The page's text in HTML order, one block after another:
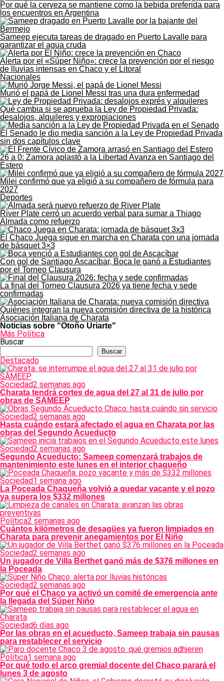
Por qué la cerveza se mantiene como la bebida preferida para
los encuentros en Argentina
Sameep ejecuta tareas de dragado en Puerto Lavalle para
garantizar el agua cruda
Alerta por el «Súper Niño»: crece la prevención por el riesgo
de lluvias intensas en Chaco y el Litoral
Nacionales
Murió el papá de Lionel Messi tras una dura enfermedad
Qué cambia si se aprueba la Ley de Propiedad Privada:
desalojos, alquileres y expropiaciones
El Senado le dio media sanción a la Ley de Propiedad Privada
sin dos capítulos clave
26 a 0: Zamora aplastó a la Libertad Avanza en Santiago del
Estero
Milei confirmó que ya eligió a su compañero de fórmula para
2027
Deportes
River Plate cerró un acuerdo verbal para sumar a Thiago
Almada como refuerzo
El Chaco Juega sigue en marcha en Charata con una jornada
de básquet 3×3
Con gol de Santiago Ascacíbar, Boca le ganó a Estudiantes
por el Torneo Clausura
La final del Torneo Clausura 2026 ya tiene fecha y sede
confirmadas
Quiénes integran la nueva comisión directiva de la histórica
Asociación Italiana de Charata
Noticias sobre "Otoño Uriarte"
Más Política
Buscar
Buscar
Destacado
Sociedad2 semanas ago
Charata tendrá cortes de agua del 27 al 31 de julio por
obras de SAMEEP
Sociedad2 semanas ago
Hasta cuándo estará afectado el agua en Charata por las
obras del Segundo Acueducto
Sociedad2 semanas ago
Segundo Acueducto: Sameep comenzará trabajos de
mantenimiento este lunes en el interior chaqueño
Sociedad1 semana ago
La Poceada Chaqueña volvió a quedar vacante y el pozo
ya supera los $332 millones
Política2 semanas ago
Cuántos kilómetros de desagües ya fueron limpiados en
Charata para prevenir anegamientos por El Niño
Sociedad2 semanas ago
Un jugador de Villa Berthet ganó más de $376 millones en
la Poceada
Sociedad2 semanas ago
Por qué el Chaco ya activó un comité de emergencia ante
la llegada del Súper Niño
Sociedad6 días ago
Por las obras en el acueducto, Sameep trabaja sin pausas
para restablecer el servicio
Política1 semana ago
Por qué todo el arco gremial docente del Chaco parará el
lunes 3 de agosto